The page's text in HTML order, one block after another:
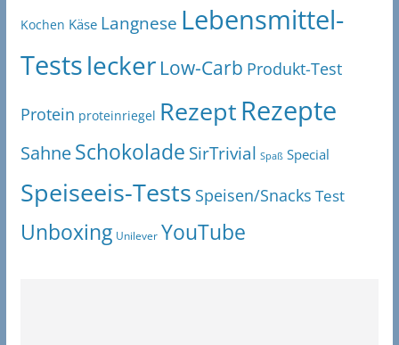
Kochen Käse Langnese Lebensmittel-
Testslecker Low-Carb Produkt-Test
Protein proteinriegel RezeptRezepte
SahneSchokolade SirTrivial Spaß Special
Speiseeis-Tests Speisen/Snacks Test
Unboxing Unilever YouTube